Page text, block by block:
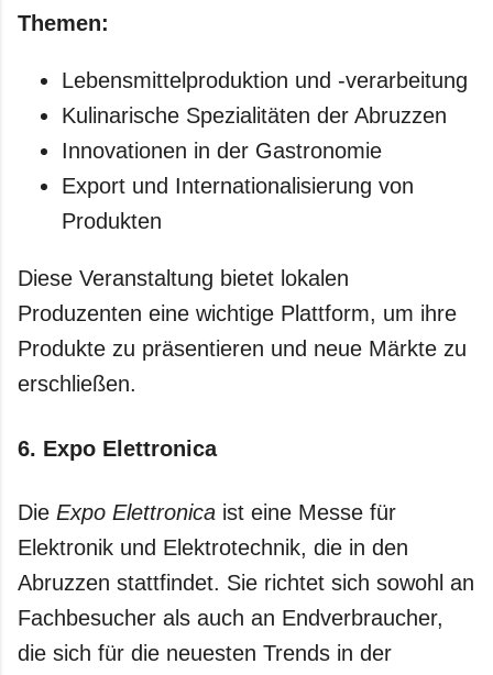
Themen:
Lebensmittelproduktion und -verarbeitung
Kulinarische Spezialitäten der Abruzzen
Innovationen in der Gastronomie
Export und Internationalisierung von
Produkten
Diese Veranstaltung bietet lokalen
Produzenten eine wichtige Plattform, um ihre
Produkte zu präsentieren und neue Märkte zu
erschließen.
6. Expo Elettronica
Die Expo Elettronica ist eine Messe für
Elektronik und Elektrotechnik, die in den
Abruzzen stattfindet. Sie richtet sich sowohl an
Fachbesucher als auch an Endverbraucher,
die sich für die neuesten Trends in der